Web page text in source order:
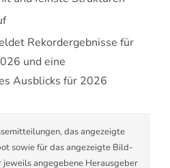
Rekordergebnisse für
und eine
Ausblicks für 2026
das angezeigte
sowie für das angezeigte Bild-
angegebene Herausgeber